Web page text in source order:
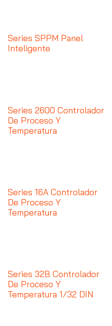
Series SPPM Panel
Inteligente
Series 2600 Controlador
De Proceso Y
Temperatura
Series 16A Controlador
De Proceso Y
Temperatura
Series 32B Controlador
De Proceso Y
Temperatura 1/32 DIN